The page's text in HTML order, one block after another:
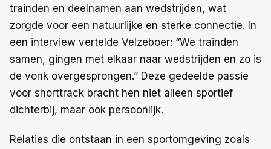
trainden en deelnamen aan wedstrijden, wat
zorgde voor een natuurlijke en sterke connectie. In
een interview vertelde Velzeboer: “We trainden
samen, gingen met elkaar naar wedstrijden en zo is
de vonk overgesprongen.” Deze gedeelde passie
voor shorttrack bracht hen niet alleen sportief
dichterbij, maar ook persoonlijk.
Relaties die ontstaan in een sportomgeving zoals